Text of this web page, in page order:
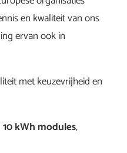
en kwaliteit van ons
ervan ook in
met keuzevrijheid en
kWh modules,